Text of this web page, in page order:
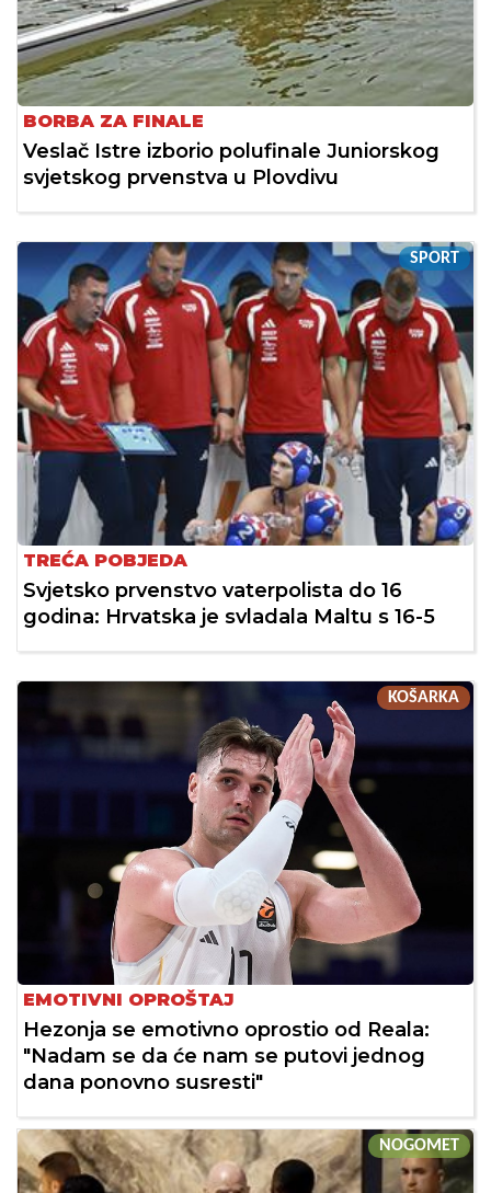
BORBA ZA FINALE
Veslač Istre izborio polufinale Juniorskog
svjetskog prvenstva u Plovdivu
SPORT
TREĆA POBJEDA
Svjetsko prvenstvo vaterpolista do 16
godina: Hrvatska je svladala Maltu s 16-5
KOŠARKA
EMOTIVNI OPROŠTAJ
Hezonja se emotivno oprostio od Reala:
"Nadam se da će nam se putovi jednog
dana ponovno susresti"
NOGOMET